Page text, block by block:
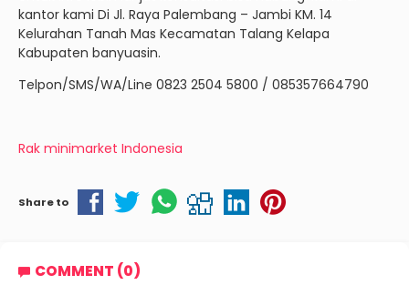
kantor kami Di Jl. Raya Palembang – Jambi KM. 14
Kelurahan Tanah Mas Kecamatan Talang Kelapa
Kabupaten banyuasin.
Telpon/SMS/WA/Line 0823 2504 5800 / 085357664790
Rak minimarket Indonesia
Share to
COMMENT (0)